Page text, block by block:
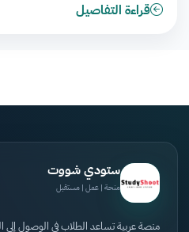
قراءة التفاصيل
ستودي شووت
منحة | عمل | مستقبل
منصة عربية تساعد الطلاب في الوصول إلى